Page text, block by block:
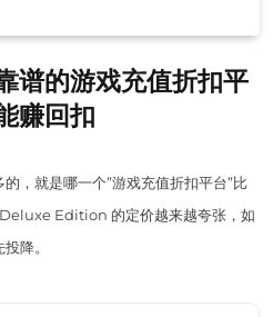
谱的游戏充值折扣平
赚回扣
，就是哪一个”游戏充值折扣平台”比
Edition 的定价越来越夸张，如
降。